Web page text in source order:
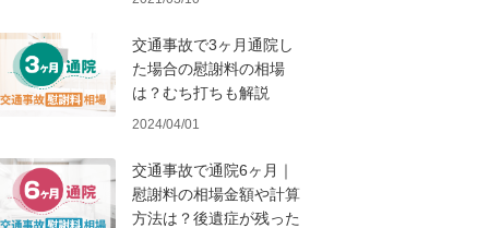
交通事故で3ヶ月通院し
た場合の慰謝料の相場
は？むち打ちも解説
2024/04/01
交通事故で通院6ヶ月｜
慰謝料の相場金額や計算
方法は？後遺症が残った